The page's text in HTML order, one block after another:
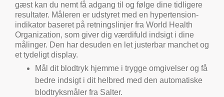
gæst kan du nemt få adgang til og følge dine tidligere
resultater. Måleren er udstyret med en hypertension-
indikator baseret på retningslinjer fra World Health
Organization, som giver dig værdifuld indsigt i dine
målinger. Den har desuden en let justerbar manchet og
et tydeligt display.
Mål dit blodtryk hjemme i trygge omgivelser og få
bedre indsigt i dit helbred med den automatiske
blodtryksmåler fra Salter.